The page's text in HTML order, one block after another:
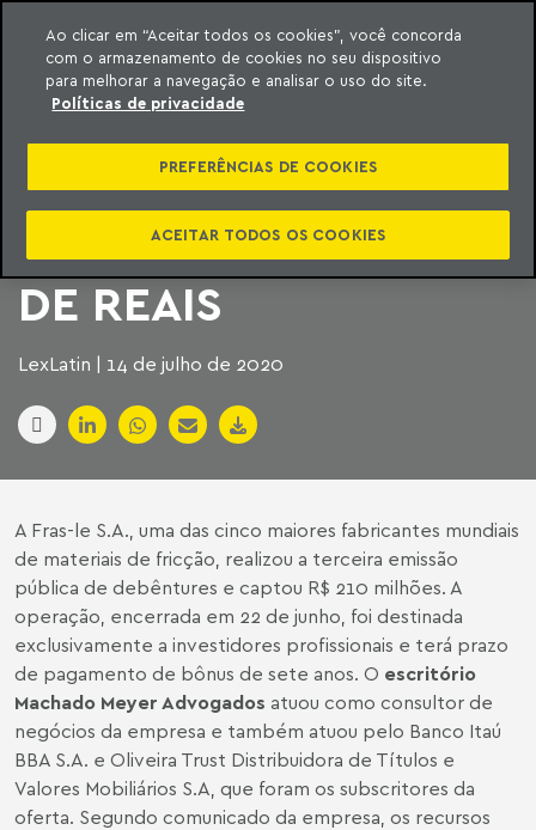
o conteúdo
Machado Meyer
FRAS-LE EMITE
DEBÊNTURES E
CAPTA 210 MILHÕES
DE REAIS
LexLatin | 14 de julho de 2020
A Fras-le S.A., uma das cinco maiores fabricantes mundiais
de materiais de fricção, realizou a terceira emissão
pública de debêntures e captou R$ 210 milhões. A
operação, encerrada em 22 de junho, foi destinada
exclusivamente a investidores profissionais e terá prazo
de pagamento de bônus de sete anos. O escritório
Machado Meyer Advogados atuou como consultor de
negócios da empresa e também atuou pelo Banco Itaú
BBA S.A. e Oliveira Trust Distribuidora de Títulos e
Valores Mobiliários S.A, que foram os subscritores da
oferta. Segundo comunicado da empresa, os recursos
Ao clicar em “Aceitar todos os cookies”, você concorda
com o armazenamento de cookies no seu dispositivo
para melhorar a navegação e analisar o uso do site.
Políticas de privacidade
PREFERÊNCIAS DE COOKIES
ACEITAR TODOS OS COOKIES